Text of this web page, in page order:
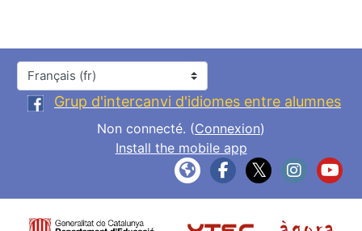
Langue
Grup d'intercanvi d'idiomes entre alumnes
Non connecté. (Connexion)
Install the mobile app